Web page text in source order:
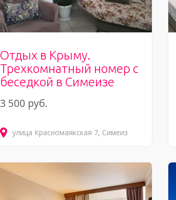
Отдых в Крыму.
Трехкомнатный номер с
беседкой в Симеизе
3 500 руб.
улица Красномаякская 7 Симеиз